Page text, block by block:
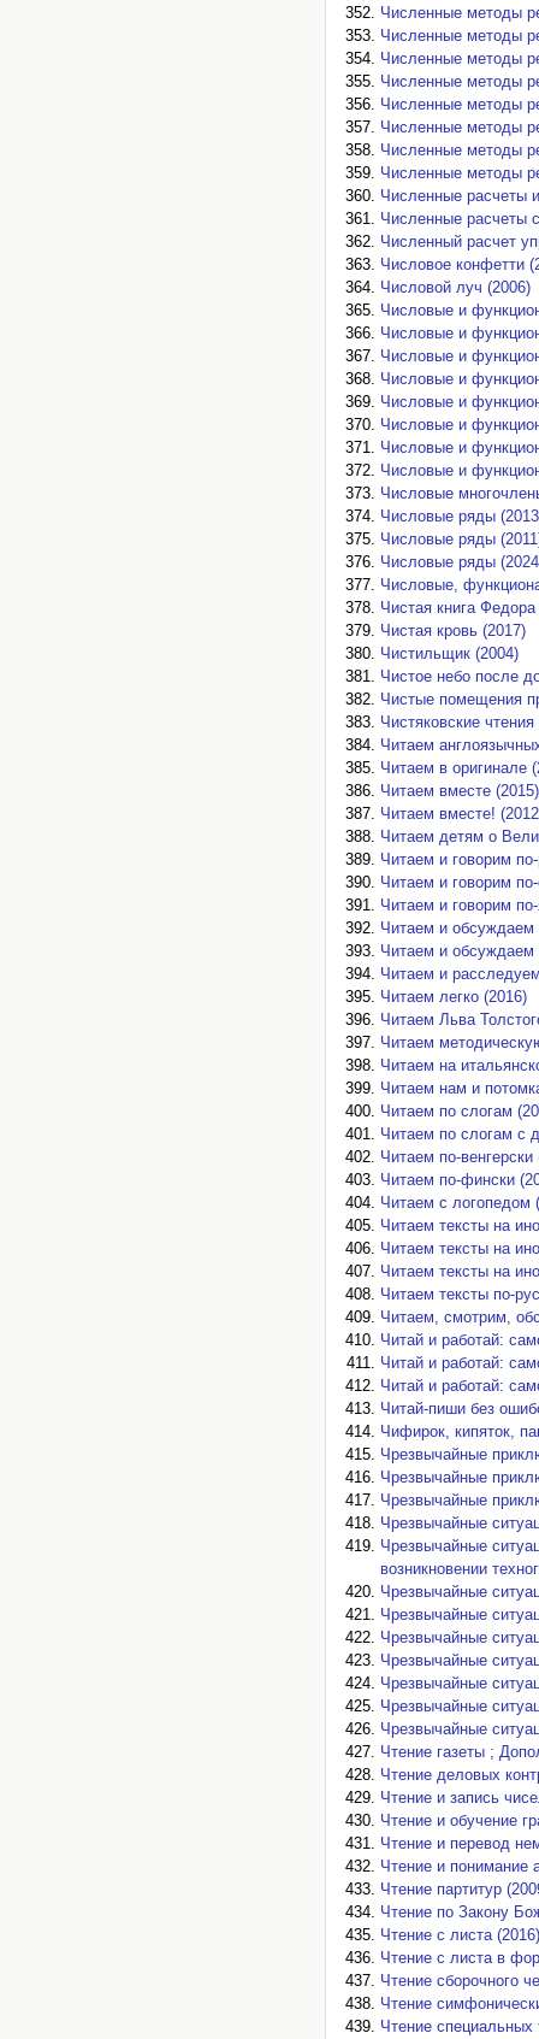
Численные методы
Численные методы
Численные методы
Численные методы
Численные методы
Численные методы
Численные методы
Численные методы
Численные расчеты
Численные расчеты
Численный расчет
Числовое конфетти
Числовой луч (2006)
Числовые и
Числовые и
Числовые и
Числовые и
Числовые и
Числовые и
Числовые и
Числовые и
Числовые
Числовые ряды
Числовые ряды
Числовые ряды
Числовые,
Чистая книга
Чистая кровь (2017)
Чистильщик (2004)
Чистое небо после
Чистые помещения
Чистяковские чтения
Читаем
Читаем в оригинале
Читаем вместе (2015)
Читаем вместе!
Читаем детям о
Читаем и говорим
Читаем и говорим
Читаем и говорим
Читаем и обсуждаем
Читаем и обсуждаем
Читаем и
Читаем легко (2016)
Читаем Льва
Читаем
Читаем на
Читаем нам и
Читаем по слогам
Читаем по слогам с
Читаем по-венгерски
Читаем по-фински
Читаем с логопедом
Читаем тексты на
Читаем тексты на
Читаем тексты на
Читаем тексты по-
Читаем, смотрим,
Читай и работай:
Читай и работай:
Читай и работай:
Читай-пиши без
Чифирок, кипяток,
Чрезвычайные
Чрезвычайные
Чрезвычайные
Чрезвычайные
Чрезвычайные
возникновении
Чрезвычайные
Чрезвычайные
Чрезвычайные
Чрезвычайные
Чрезвычайные
Чрезвычайные
Чрезвычайные
Чтение газеты ;
Чтение деловых
Чтение и запись
Чтение и обучение
Чтение и перевод
Чтение и понимание
Чтение партитур
Чтение по Закону
Чтение с листа (2016)
Чтение с листа в
Чтение сборочного
Чтение
Чтение специальных